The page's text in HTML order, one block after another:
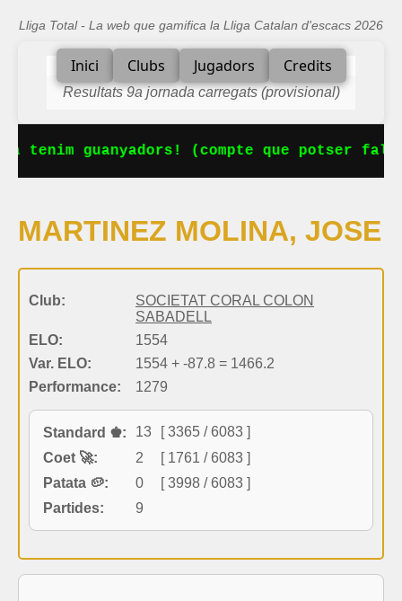
Lliga Total - La web que gamifica la Lliga Catalan d'escacs 2026
Inici Clubs Jugadors Credits
Resultats 9a jornada carregats (provisional)
tenim guanyadors! (compte que potser
MARTINEZ MOLINA, JOSE
Club:
SOCIETAT CORAL COLON
SABADELL
ELO:
1554
Var. ELO:
1554 + -87.8 = 1466.2
Performance:
1279
Standard ♚: 13
[ 3365 / 6083 ]
Coet 🚀:
2
[ 1761 / 6083 ]
Patata 🥔:
0
[ 3998 / 6083 ]
Partides:
9